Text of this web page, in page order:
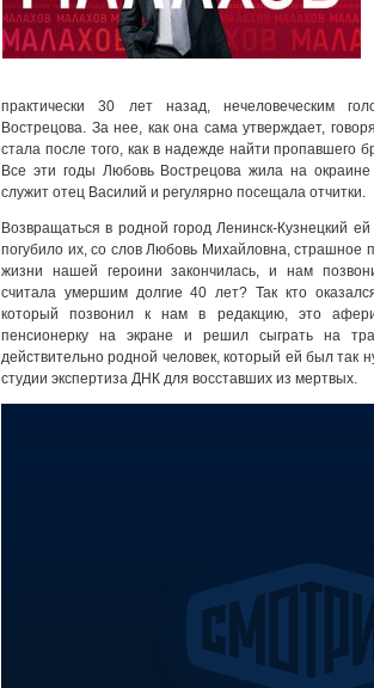
практически 30 лет назад, нечеловеческим
Вострецова. За нее, как она сама утверждает,
стала после того, как в надежде найти пропавшего
Все эти годы Любовь Вострецова жила на
служит отец Василий и регулярно посещала отчитки.
Возвращаться в родной город Ленинск-Кузнецкий
погубило их, со слов Любовь Михайловна, страшное
жизни нашей героини закончилась, и нам
считала умершим долгие 40 лет? Так кто
который позвонил к нам в редакцию, это
пенсионерку на экране и решил сыграть на
действительно родной человек, который ей был так
студии экспертиза ДНК для восставших из мертвых.